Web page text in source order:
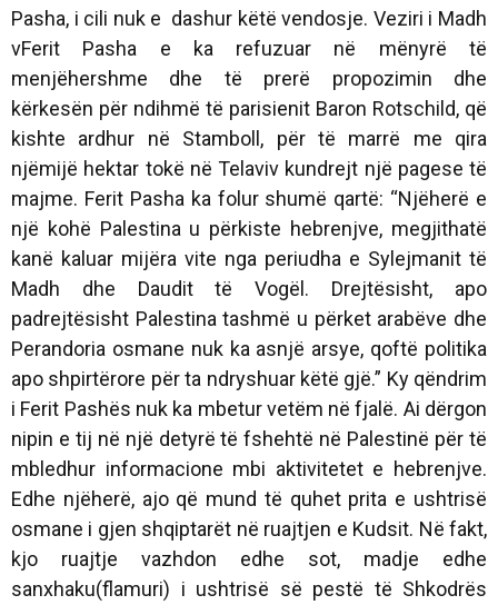
Pasha, i cili nuk e dashur këtë vendosje. Veziri i Madh
vFerit Pasha e ka refuzuar në mënyrë të
menjëhershme dhe të prerë propozimin dhe
kërkesën për ndihmë të parisienit Baron Rotschild, që
kishte ardhur në Stamboll, për të marrë me qira
njëmijë hektar tokë në Telaviv kundrejt një pagese të
majme. Ferit Pasha ka folur shumë qartë: “Njëherë e
një kohë Palestina u përkiste hebrenjve, megjithatë
kanë kaluar mijëra vite nga periudha e Sylejmanit të
Madh dhe Daudit të Vogël. Drejtësisht, apo
padrejtësisht Palestina tashmë u përket arabëve dhe
Perandoria osmane nuk ka asnjë arsye, qoftë politika
apo shpirtërore për ta ndryshuar këtë gjë.” Ky qëndrim
i Ferit Pashës nuk ka mbetur vetëm në fjalë. Ai dërgon
nipin e tij në një detyrë të fshehtë në Palestinë për të
mbledhur informacione mbi aktivitetet e hebrenjve.
Edhe njëherë, ajo që mund të quhet prita e ushtrisë
osmane i gjen shqiptarët në ruajtjen e Kudsit. Në fakt,
kjo ruajtje vazhdon edhe sot, madje edhe
sanxhaku(flamuri) i ushtrisë së pestë të Shkodrës